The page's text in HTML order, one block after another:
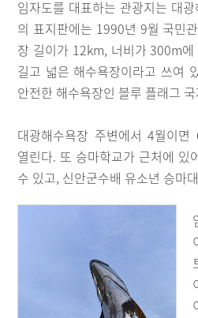
임자도를 대표하는 관광지는 대
의 표지판에는 1990년 9월 국민
장 길이가 12km, 너비가 300m
길고 넓은 해수욕장이라고 쓰여
안전한 해수욕장인 블루 플래그
대광해수욕장 주변에서 4월이
열린다. 또 승마학교가 근처에 있
수 있고, 신안군수배 유소년 승마